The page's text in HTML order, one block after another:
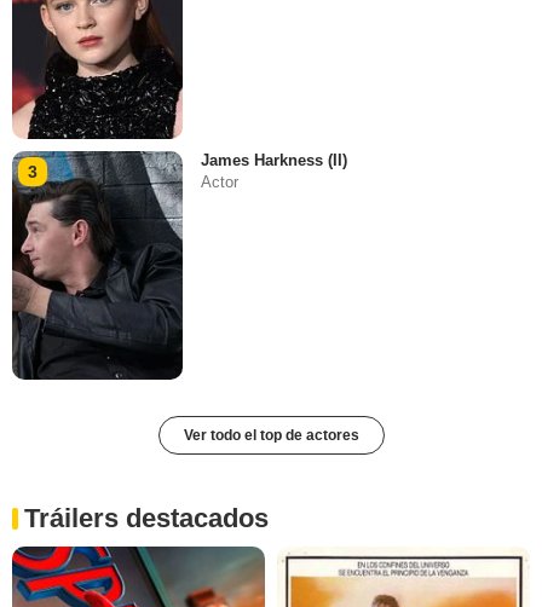
3
James Harkness (II)
Actor
Ver todo el top de actores
Tráilers destacados